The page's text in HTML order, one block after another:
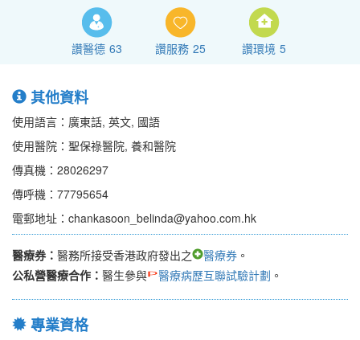
讚醫德 63 讚服務 25 讚環境 5
其他資料
使用語言：廣東話, 英文, 國語
使用醫院：聖保祿醫院, 養和醫院
傳真機：28026297
傳呼機：77795654
電郵地址：chankasoon_belinda@yahoo.com.hk
醫療券： 醫務所接受香港政府發出之 醫療券 。
公私營醫療合作： 醫生參與 醫療病歷互聯試驗計劃 。
專業資格